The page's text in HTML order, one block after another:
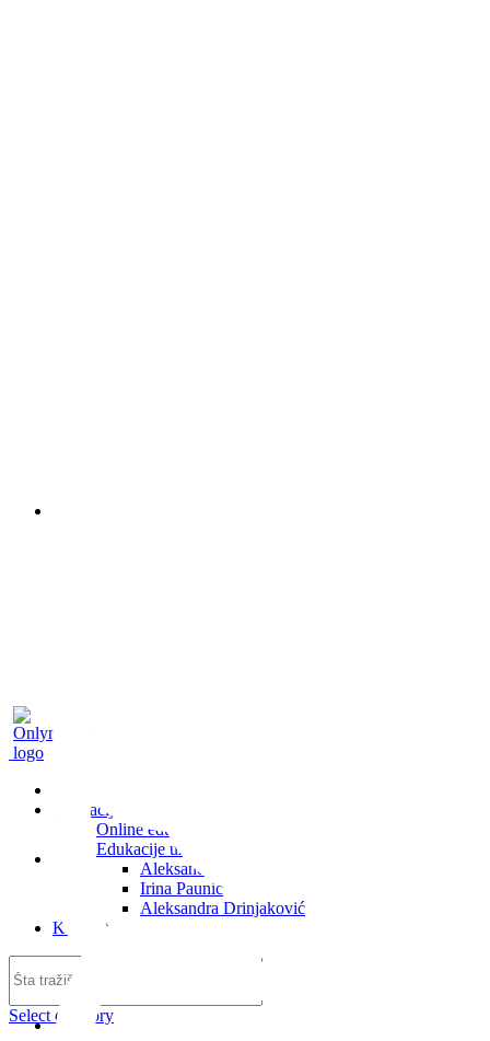
onlynails_serbia
Edukacije
Online edukacije
Edukacije uživo
Aleksandra Vitanov
Irina Paunić
Aleksandra Drinjaković
Kontakt
Select category